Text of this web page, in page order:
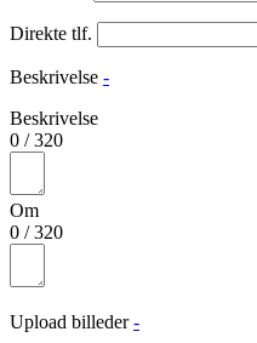
Direkte tlf.
Beskrivelse -
Beskrivelse
0 /320
Om
0 /320
Upload billeder -